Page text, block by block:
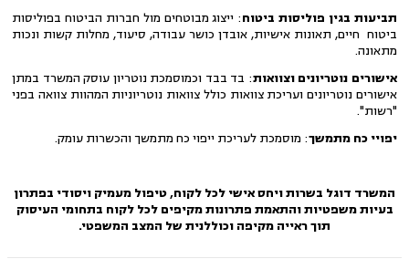
תביעות בגין פוליסות ביטוח: ייצוג מבוטחים מול חברות הביטוח בפוליסות
ביטוח חיים, תאונות אישיות, אובדן כושר עבודה, סיעוד, מחלות קשות ונכות
מתאונה.
אישורים נוטריונים וצוואות: בד בבד וכמוסמכת נוטריון עוסק המשרד במתן
אישורים נוטריונים ועריכת צוואות כולל צוואות נוטריוניות המהוות צוואה בפני
"רשות".
יפויי כח מתמשך: מוסמכת לעריכת ייפוי כח מתמשך והכשרות עומק.
המשרד דוגל בשרות ויחס אישי לכל לקוח, טיפול מעמיק ויסודי בפתרון
בעיות משפטיות והתאמת פתרונות מקיפים לכל לקוח בתחומי העיסוק
תוך ראייה מקיפה וכוללנית של המצב המשפטי.